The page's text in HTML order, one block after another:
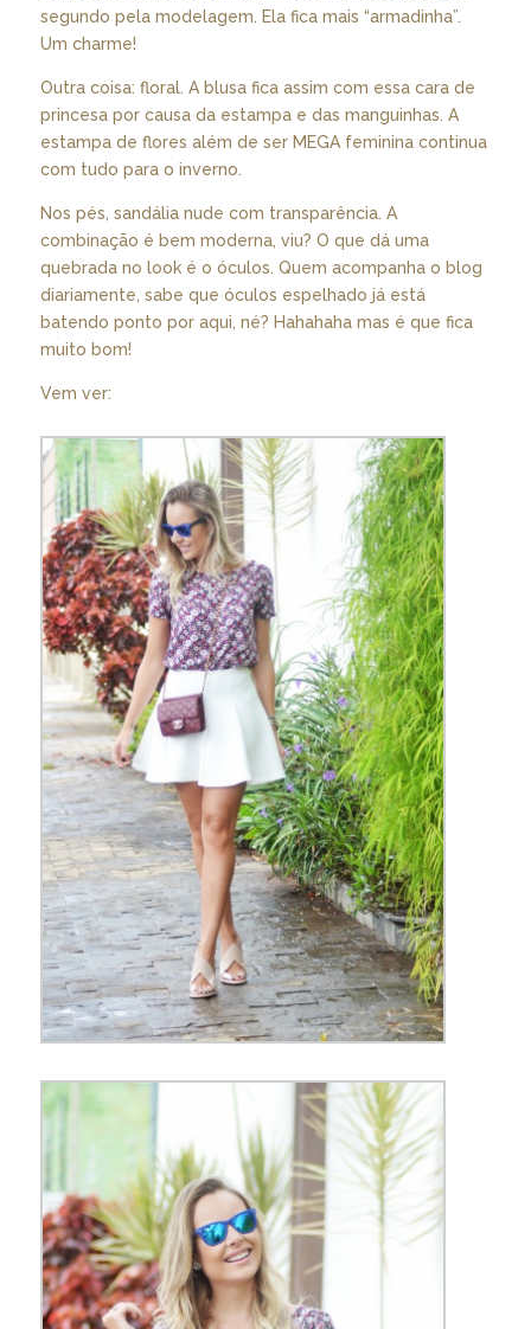
segundo pela modelagem. Ela fica mais “armadinha”.
Um charme!
Outra coisa: floral. A blusa fica assim com essa cara de
princesa por causa da estampa e das manguinhas. A
estampa de flores além de ser MEGA feminina continua
com tudo para o inverno.
Nos pés, sandália nude com transparência. A
combinação é bem moderna, viu? O que dá uma
quebrada no look é o óculos. Quem acompanha o blog
diariamente, sabe que óculos espelhado já está
batendo ponto por aqui, né? Hahahaha mas é que fica
muito bom!
Vem ver: